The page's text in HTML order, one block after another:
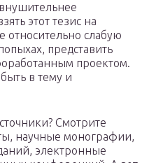
этот тезис на
относительно слабую
представить
проектом.
в тему и
Смотрите
научные монографии,
электронные